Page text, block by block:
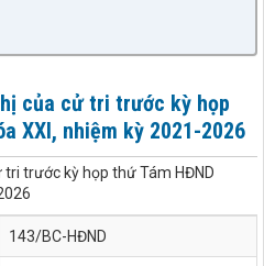
của cử tri trước kỳ họp
XXI, nhiệm kỳ 2021-2026
tri trước kỳ họp thứ Tám HĐND
143/BC-HĐND